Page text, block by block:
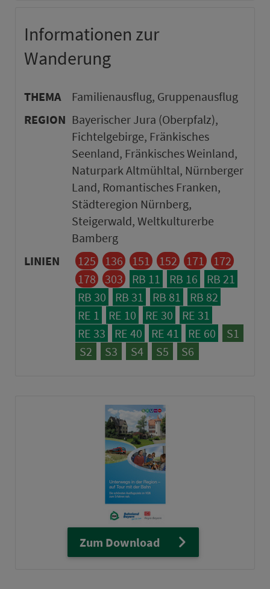
Informationen zur
Wanderung
THEMA
Familienausflug, Gruppenausflug
REGION Bayerischer Jura (Oberpfalz),
Fichtelgebirge, Fränkisches
Seenland, Fränkisches Weinland,
Naturpark Altmühltal, Nürnberger
Land, Romantisches Franken,
Städteregion Nürnberg,
Steigerwald, Weltkulturerbe
Bamberg
LINIEN
125 136 151 152 171
172
178
303 RB 11 RB 16
RB 21
RB 30
RB 31 RB 81
RB 82
RE 1
RE 10 RE 30
RE 31
RE 33
RE 40 RE 41 RE 60
S1
S2
S3 S4 S5 S6
Zum Download